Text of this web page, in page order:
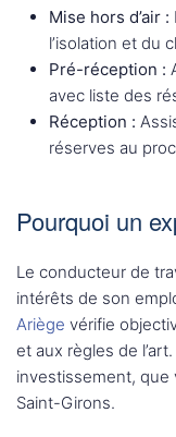
Mise hors d’air :
l’isolation et du
Pré-réception :
avec liste des
Réception :
réserves au
Pourquoi un
Le conducteur de
intérêts de son
Ariège vérifie
et aux règles de
investissement, que
Saint-Girons.